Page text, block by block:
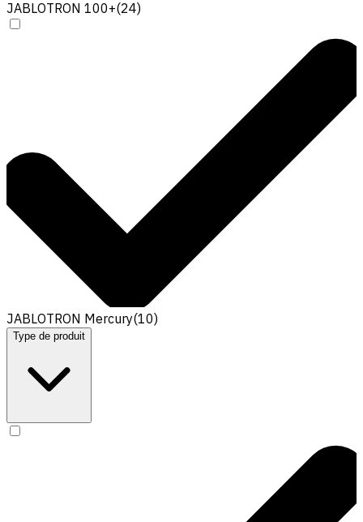
JABLOTRON 100+(24)
JABLOTRON Mercury(10)
Type de produit